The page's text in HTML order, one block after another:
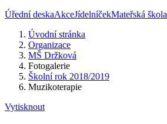
Úřední deskaAkceJídelníčekMateřská škola
Úvodní stránka
Organizace
MŠ Držková
Fotogalerie
Školní rok 2018/2019
Muzikoterapie
Vytisknout